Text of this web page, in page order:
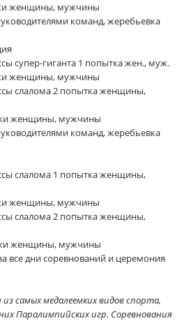
женщины, мужчины
команд, жеребьевка
супер-гиганта 1 попытка жен., муж.
женщины, мужчины
слалома 2 попытка женщины,
женщины, мужчины
команд, жеребьевка
слалома 1 попытка женщины,
женщины, мужчины
слалома 2 попытка женщины,
женщины, мужчины
все дни соревнований и церемония
самых медалеемких видов спорта,
Паралимпийских игр. Соревнования